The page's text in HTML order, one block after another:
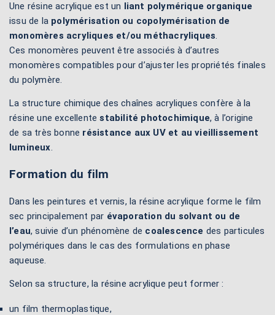
Une résine acrylique est un liant polymérique organique
issu de la polymérisation ou copolymérisation de
monomères acryliques et/ou méthacryliques.
Ces monomères peuvent être associés à d’autres
monomères compatibles pour d’ajuster les propriétés finales
du polymère.
La structure chimique des chaînes acryliques confère à la
résine une excellentestabilité photochimique, à l’origine
de sa très bonne résistance aux UV et au vieillissement
lumineux.
Formation du film
Dans les peintures et vernis, la résine acrylique forme le film
sec principalement par évaporation du solvant ou de
l’eau, suivie d’un phénomène de coalescence des particules
polymériques dans le cas des formulations en phase
aqueuse.
Selon sa structure, la résine acrylique peut former :
un film thermoplastique,